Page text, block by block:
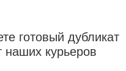
готовый дубликат
курьеров